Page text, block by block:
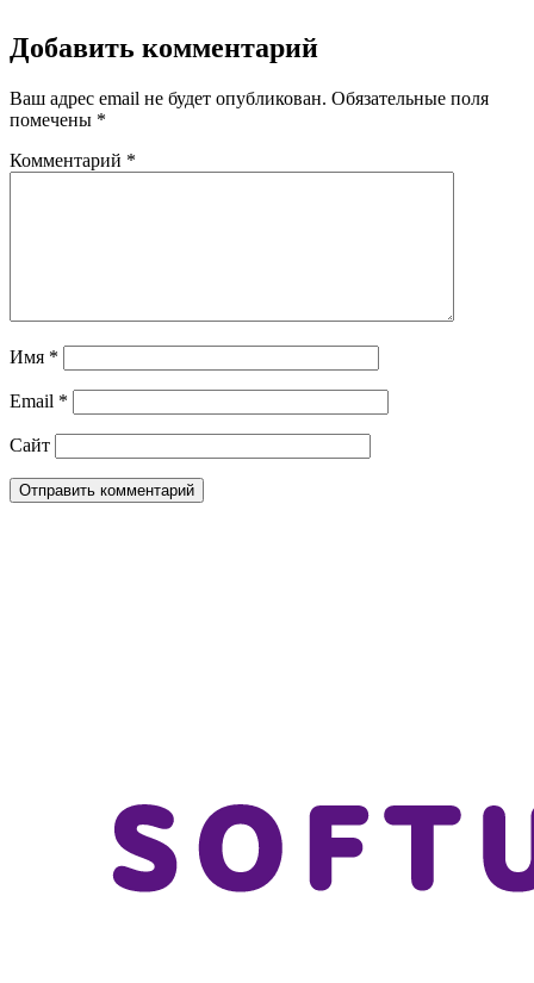
Добавить комментарий
Ваш адрес email не будет опубликован. Обязательные поля
помечены *
Комментарий *
Имя *
Email *
Сайт